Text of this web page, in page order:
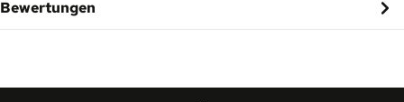
Bewertungen